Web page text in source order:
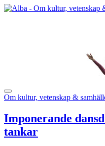
Om kultur, vetenskap &
Imponerande
tankar